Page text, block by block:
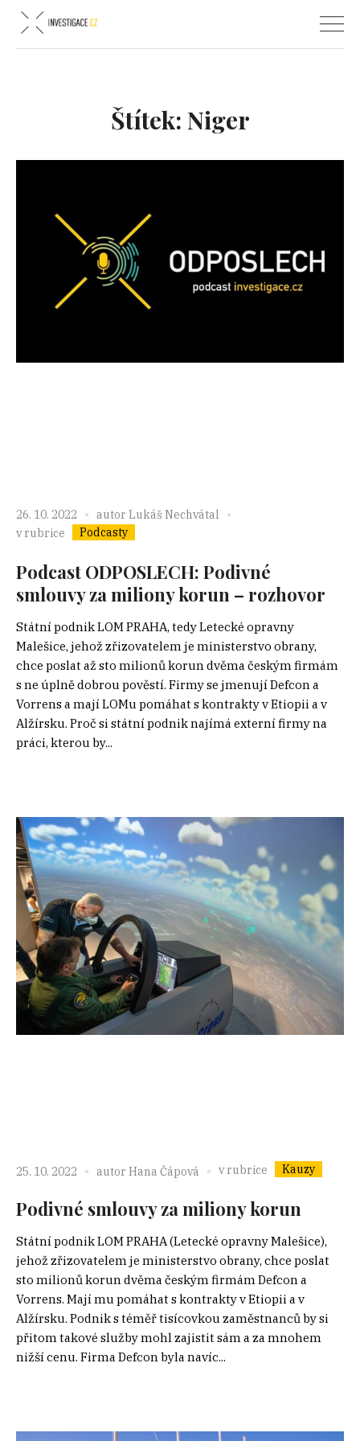
Štítek: Niger
26. 10. 2022 autor Lukáš Nechvátal
v rubrice
Podcasty
Podcast ODPOSLECH: Podivné
smlouvy za miliony korun – rozhovor
Státní podnik LOM PRAHA, tedy Letecké opravny
Malešice, jehož zřizovatelem je ministerstvo obrany,
chce poslat až sto milionů korun dvěma českým firmám
s ne úplně dobrou pověstí. Firmy se jmenují Defcon a
Vorrens a mají LOMu pomáhat s kontrakty v Etiopii a v
Alžírsku. Proč si státní podnik najímá externí firmy na
práci, kterou by...
25. 10. 2022 autor Hana Čápová v rubrice Kauzy
Podivné smlouvy za miliony korun
Státní podnik LOM PRAHA (Letecké opravny Malešice),
jehož zřizovatelem je ministerstvo obrany, chce poslat
sto milionů korun dvěma českým firmám Defcon a
Vorrens. Mají mu pomáhat s kontrakty v Etiopii a v
Alžírsku. Podnik s téměř tisícovkou zaměstnanců by si
přitom takové služby mohl zajistit sám a za mnohem
nižší cenu. Firma Defcon byla navíc...